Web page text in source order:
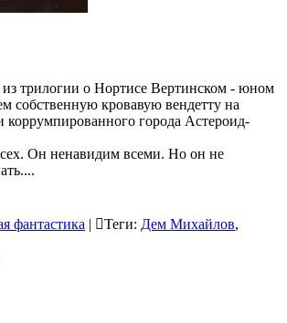
трилогии о Нортисе Вертинском - юном
собственную кровавую вендетту на
коррумпированного города Астероид-
Он ненавидим всеми. Но он не
фантастика | Теги: Дем Михайлов,